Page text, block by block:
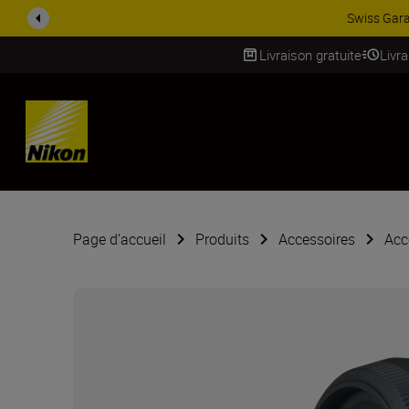
ACCESSOIRES EN
Livraison gratuite
SKIP
Page d’accueil Produits Accessoires